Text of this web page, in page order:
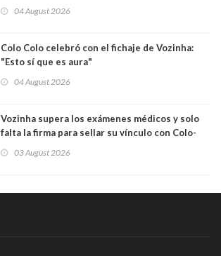
04 August 2026
Colo Colo celebró con el fichaje de Vozinha:
"Esto sí que es aura"
04 August 2026
Vozinha supera los exámenes médicos y solo
falta la firma para sellar su vínculo con Colo-
03 August 2026